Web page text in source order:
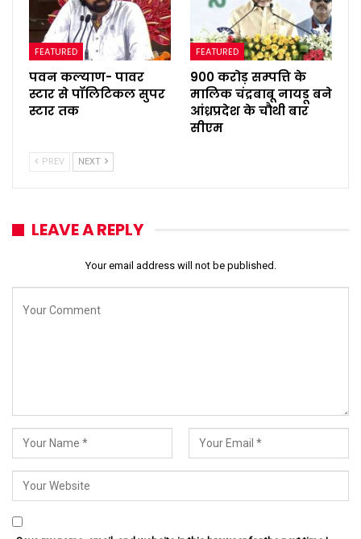
FEATURED
पवन कल्याण- पावर
स्टार से पॉलिटिकल सुपर
स्टार तक
FEATURED
900 करोड़ सम्पत्ति के
मालिक चंद्रबाबू नायडू बने
आंध्रप्रदेश के चौथी बार
सीएम
PREV NEXT
LEAVE A REPLY
Your email address will not be published.